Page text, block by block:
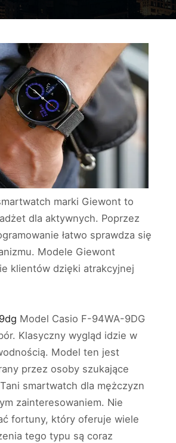
marki Giewont to
dla aktywnych. Poprzez
łatwo sprawdza się
Modele Giewont
klientów dzięki atrakcyjnej
Model Casio F-94WA-9DG
Klasyczny wygląd idzie w
Model ten jest
przez osoby szukające
smartwatch dla mężczyzn
zainteresowaniem. Nie
fortuny, który oferuje wiele
tego typu są coraz